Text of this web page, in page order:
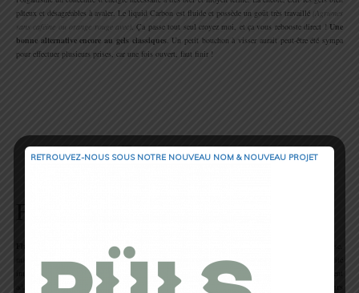
pâteux et désagréables à avaler. Le liquid Carbon est fluide et possède un goût très travaillé
(Agrumes
sans caféine ou orange rouge avec)
. Ça passe tout seul croyez moi, et ça vous rebooste direct !Une
bonne alternative encore au gels classiques. Un petit bouchon à visser aurait peut-être été sympa
pour effectuer plusieurs prises, car une fois ouvert, faut finir !
assure une poussée énergétique anti-crampes. Il est composé de fructose, dextrose,
maltodextrine et de magnésium. Pendant une sudation à l’effort, le corps peut perdre une quantité
importante de magnésium. Pour éviter ce déficit créateur de crampes, Fluid Mag est parfaitement
adapté pour que le corps retrouve son équilibre.
Ce produit m’a je crois sauvé la vie en plusieurs
RETROUVEZ-NOUS SOUS NOTRE NOUVEAU NOM & NOUVEAU PROJET